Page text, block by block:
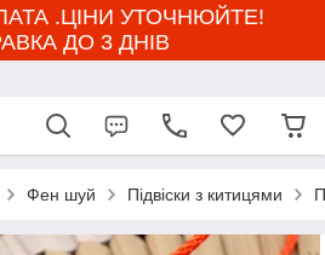
.ЦІНИ УТОЧНЮЙТЕ!
ДО 3 ДНІВ
Фен шуй Підвіски з китицями